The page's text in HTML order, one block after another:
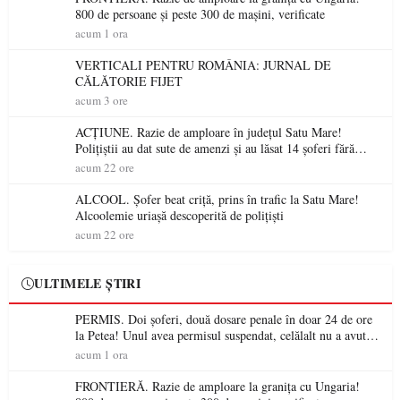
800 de persoane și peste 300 de mașini, verificate
acum 1 ora
VERTICALI PENTRU ROMÂNIA: JURNAL DE
CĂLĂTORIE FIJET
acum 3 ore
ACȚIUNE. Razie de amploare în județul Satu Mare!
Polițiștii au dat sute de amenzi și au lăsat 14 șoferi fără
permis într-o singură zi
acum 22 ore
ALCOOL. Șofer beat criță, prins în trafic la Satu Mare!
Alcoolemie uriașă descoperită de polițiști
acum 22 ore
ULTIMELE ȘTIRI
PERMIS. Doi șoferi, două dosare penale în doar 24 de ore
la Petea! Unul avea permisul suspendat, celălalt nu a avut
niciodată permis
acum 1 ora
FRONTIERĂ. Razie de amploare la granița cu Ungaria!